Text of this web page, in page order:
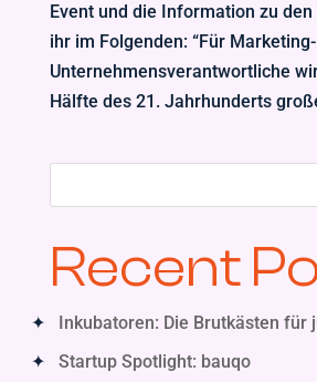
Event und die Information zu
ihr im Folgenden: “Für
Unternehmensverantwortliche
Hälfte des 21. Jahrhunderts
Recent
Inkubatoren: Die Brutkästen für
Startup Spotlight: bauqo